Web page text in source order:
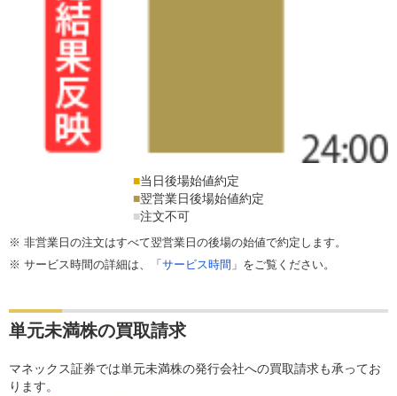
■当日後場始値約定
■翌営業日後場始値約定
■注文不可
非営業日の注文はすべて翌営業日の後場の始値で約定します。
サービス時間の詳細は、「サービス時間 」をご覧ください。
単元未満株の買取請求
マネックス証券では単元未満株の発行会社への買取請求も承ってお
ります。